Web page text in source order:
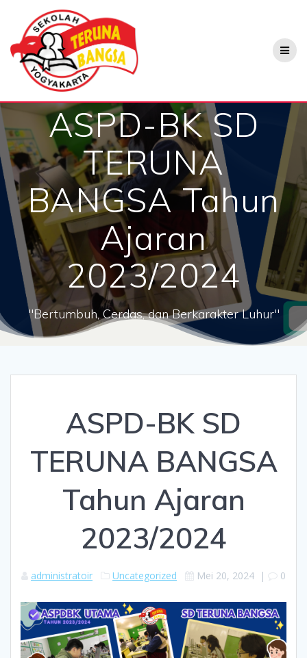
ASPD-BK SD
TERUNA
BANGSA Tahun
Ajaran
2023/2024
"Bertumbuh, Cerdas, dan Berkarakter Luhur"
ASPD-BK SD
TERUNA BANGSA
Tahun Ajaran
2023/2024
administratoir Uncategorized Mei 20, 2024 | 0